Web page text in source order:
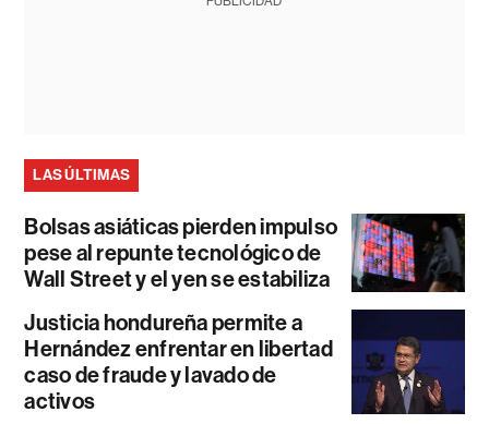
LAS ÚLTIMAS
Bolsas asiáticas pierden impulso
pese al repunte tecnológico de
Wall Street y el yen se estabiliza
Justicia hondureña permite a
Hernández enfrentar en libertad
caso de fraude y lavado de
activos